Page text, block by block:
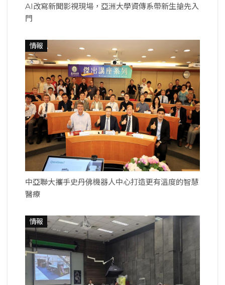
AI改寫新聞影視現場，亞洲大學資傳系帶新生搶先入
門
情報
中亞聯大攜手史丹佛機器人中心打造更有溫度的智慧
醫療
情報